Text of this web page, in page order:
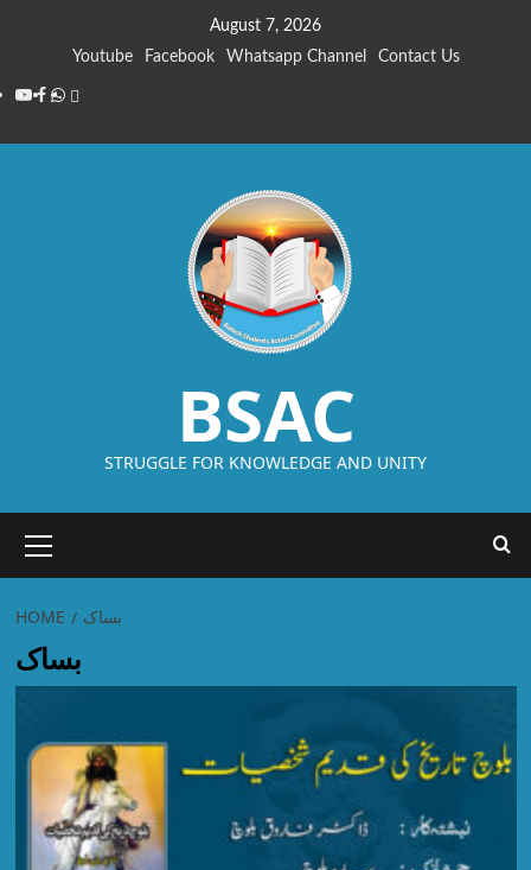
August 7, 2026
Youtube
Facebook Whatsapp Channel Contact Us
BSAC
STRUGGLE FOR KNOWLEDGE AND UNITY
HOME بساک
بساک